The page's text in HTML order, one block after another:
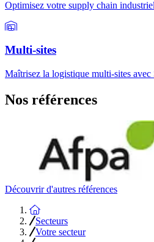
Optimisez votre supply chain
Multi-sites
Maîtrisez la logistique multi-sites avec
Nos références
Découvrir d'autres références
Accueil
Secteurs
Votre secteur